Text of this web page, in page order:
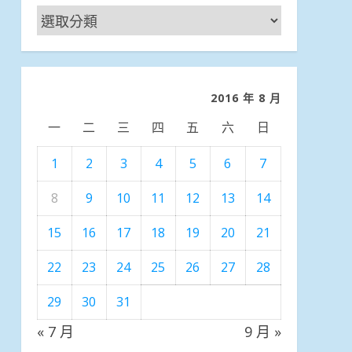
新
聞
分
2016 年 8 月
一 二 三 四 五 六 日
1 2 3 4 5 6
7
8
9 10 11 12 13
14
15
16 17 18 19 20
21
22
23 24 25 26 27
28
29
30 31
« 7 月 9 月 »